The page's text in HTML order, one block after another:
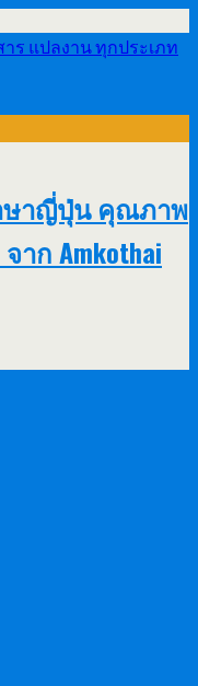
ร แปลงาน ทุกประเภท
ษาญี่ปุ่น คุณภาพ
าก Amkothai